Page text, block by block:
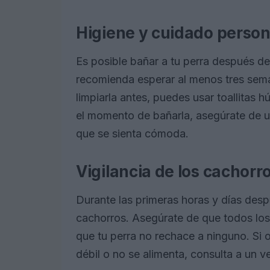
Higiene y cuidado
Es posible bañar a tu perra después
recomienda esperar al menos tres
limpiarla antes, puedes usar toallitas
el momento de bañarla, asegúrate de
que se sienta cómoda.
Vigilancia de los
Durante las primeras horas y días
cachorros. Asegúrate de que todos
que tu perra no rechace a ninguno. Si
débil o no se alimenta, consulta a un